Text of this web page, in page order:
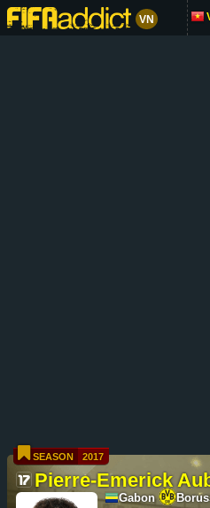
VN
Pierre-Emerick
SEASON 2017
Gabon